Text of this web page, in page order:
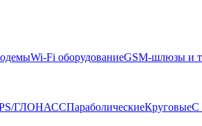
Wi-Fi оборудованиеGSM-шлюзы и
ГЛОНАССПараболическиеКруговыеС